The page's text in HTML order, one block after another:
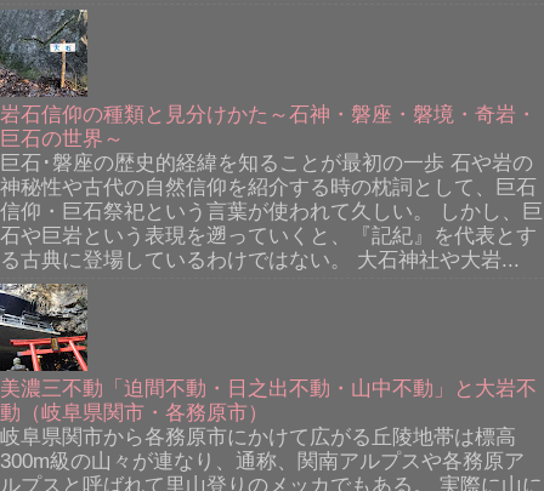
岩石信仰の種類と見分けかた～石神・磐座・磐境・奇岩・
巨石の世界～
巨石･磐座の歴史的経緯を知ることが最初の一歩 石や岩の
神秘性や古代の自然信仰を紹介する時の枕詞として、巨石
信仰・巨石祭祀という言葉が使われて久しい。 しかし、巨
石や巨岩という表現を遡っていくと、『記紀』を代表とす
る古典に登場しているわけではない。 大石神社や大岩...
美濃三不動「迫間不動・日之出不動・山中不動」と大岩不
動（岐阜県関市・各務原市）
岐阜県関市から各務原市にかけて広がる丘陵地帯は標高
300m級の山々が連なり、通称、関南アルプスや各務原ア
ルプスと呼ばれて里山登りのメッカでもある。 実際に山に